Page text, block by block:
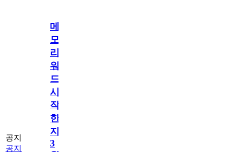
공지
공지
메
모
리
워
드
시
작
한
지
3